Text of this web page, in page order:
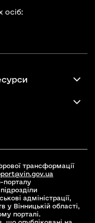
трансформації
порталу
адміністрації,
у Вінницькій області,
порталі.